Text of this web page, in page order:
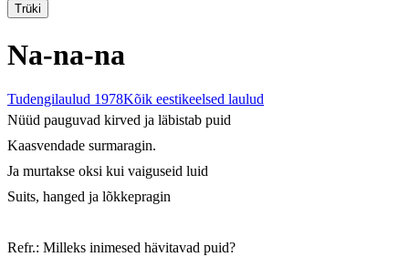
Trüki
Na-na-na
Tudengilaulud 1978Kõik eestikeelsed laulud
Nüüd pauguvad kirved ja läbistab puid
Kaasvendade surmaragin.
Ja murtakse oksi kui vaiguseid luid
Suits, hanged ja lõkkepragin
Refr.: Milleks inimesed hävitavad puid?